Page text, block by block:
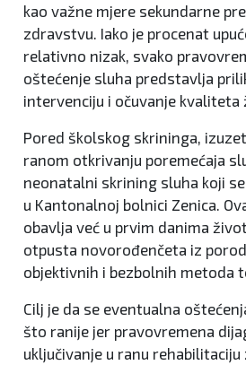
kao važne mjere sekundarne
zdravstvu. Iako je procenat
relativno nizak, svako
oštećenje sluha predstavlja
intervenciju i očuvanje kvaliteta
Pored školskog skrininga,
ranom otkrivanju poremećaja
neonatalni skrining sluha koji
u Kantonalnoj bolnici Zenica.
obavlja već u prvim danima
otpusta novorođenčeta iz
objektivnih i bezbolnih metoda
Cilj je da se eventualna
što ranije jer pravovremena
uključivanje u ranu rehabilitaciju